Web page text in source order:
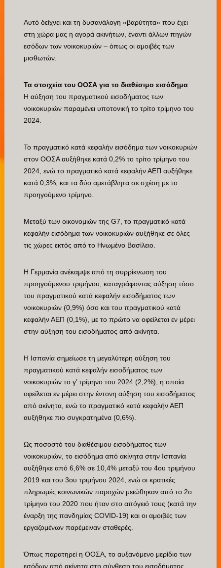
Αυτό δείχνει και τη δυσανάλογη «βαρύτητα» που έχει
στη χώρα μας η αγορά ακινήτων, έναντι άλλων πηγών
εσόδων των νοικοκυριών – όπως οι αμοιβές των
μισθωτών.
Τα στοιχεία του ΟΟΣΑ για το διαθέσιμο εισόδημα
Η αύξηση του πραγματικού εισοδήματος των
νοικοκυριών παραμένει υποτονική το τρίτο τρίμηνο του
2024.
Το πραγματικό κατά κεφαλήν εισόδημα των νοικοκυριών
στον ΟΟΣΑ αυξήθηκε κατά 0,2% το τρίτο τρίμηνο του
2024, ενώ το πραγματικό κατά κεφαλήν ΑΕΠ αυξήθηκε
κατά 0,3%, και τα δύο αμετάβλητα σε σχέση με το
προηγούμενο τρίμηνο.
Μεταξύ των οικονομιών της G7, το πραγματικό κατά
κεφαλήν εισόδημα των νοικοκυριών αυξήθηκε σε όλες
τις χώρες εκτός από το Ηνωμένο Βασίλειο.
Η Γερμανία ανέκαμψε από τη συρρίκνωση του
προηγούμενου τριμήνου, καταγράφοντας αύξηση τόσο
του πραγματικού κατά κεφαλήν εισοδήματος των
νοικοκυριών (0,9%) όσο και του πραγματικού κατά
κεφαλήν ΑΕΠ (0,1%), με το πρώτο να οφείλεται εν μέρει
στην αύξηση του εισοδήματος από ακίνητα.
Η Ισπανία σημείωσε τη μεγαλύτερη αύξηση του
πραγματικού κατά κεφαλήν εισοδήματος των
νοικοκυριών το γ’ τρίμηνο του 2024 (2,2%), η οποία
οφείλεται εν μέρει στην έντονη αύξηση του εισοδήματος
από ακίνητα, ενώ το πραγματικό κατά κεφαλήν ΑΕΠ
αυξήθηκε πιο συγκρατημένα (0,6%).
Ως ποσοστό του διαθέσιμου εισοδήματος των
νοικοκυριών, το εισόδημα από ακίνητα στην Ισπανία
αυξήθηκε από 6,6% σε 10,4% μεταξύ του 4ου τριμήνου
2019 και του 3ου τριμήνου 2024, ενώ οι κρατικές
πληρωμές κοινωνικών παροχών μειώθηκαν από το 2ο
τρίμηνο του 2020 που ήταν στο απόγειό τους (κατά την
έναρξη της πανδημίας COVID-19) και οι αμοιβές των
εργαζομένων παρέμειναν σταθερές.
Όπως παρατηρεί η ΟΟΣΑ, το αυξανόμενο μερίδιο των
εσόδων από ακίνητα στη σύνθεση του εισοδήματος